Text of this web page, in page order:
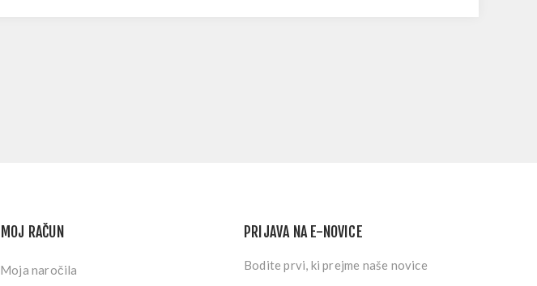
MOJ RAČUN
Moja naročila
PRIJAVA NA E-NOVICE
Bodite prvi, ki prejme naše novice